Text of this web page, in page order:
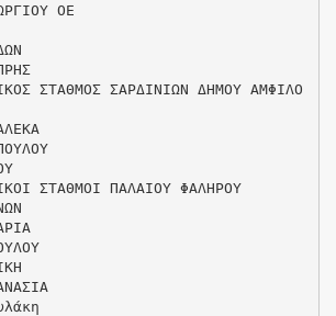
ΟΕ
ΣΤΑΘΜΟΣ ΣΑΡΔΙΝΙΩΝ ΔΗΜΟΥ ΑΜΦΙΛΟ
ΣΤΑΘΜΟΙ ΠΑΛΑΙΟΥ ΦΑΛΗΡΟΥ